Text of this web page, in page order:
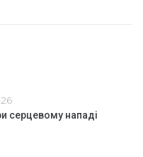
серцевому нападі